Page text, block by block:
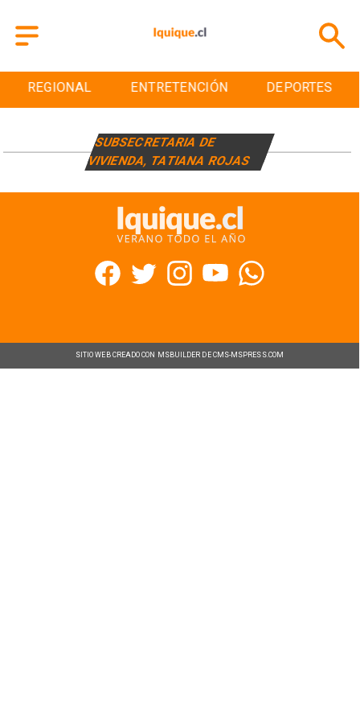
REGIONAL ENTRETENCIÓN DEPORTES
SUBSECRETARIA DE
VIVIENDA, TATIANA ROJAS
SITIO WEB CREADO CON MSBUILDER DE CMS-MSPRESS.COM